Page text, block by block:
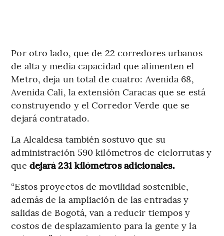
Por otro lado, que de 22 corredores urbanos
de alta y media capacidad que alimenten el
Metro, deja un total de cuatro: Avenida 68,
Avenida Cali, la extensión Caracas que se está
construyendo y el Corredor Verde que se
dejará contratado.
La Alcaldesa también sostuvo que su
administración 590 kilómetros de ciclorrutas y
que dejará 231 kilómetros adicionales.
“Estos proyectos de movilidad sostenible,
además de la ampliación de las entradas y
salidas de Bogotá, van a reducir tiempos y
costos de desplazamiento para la gente y la